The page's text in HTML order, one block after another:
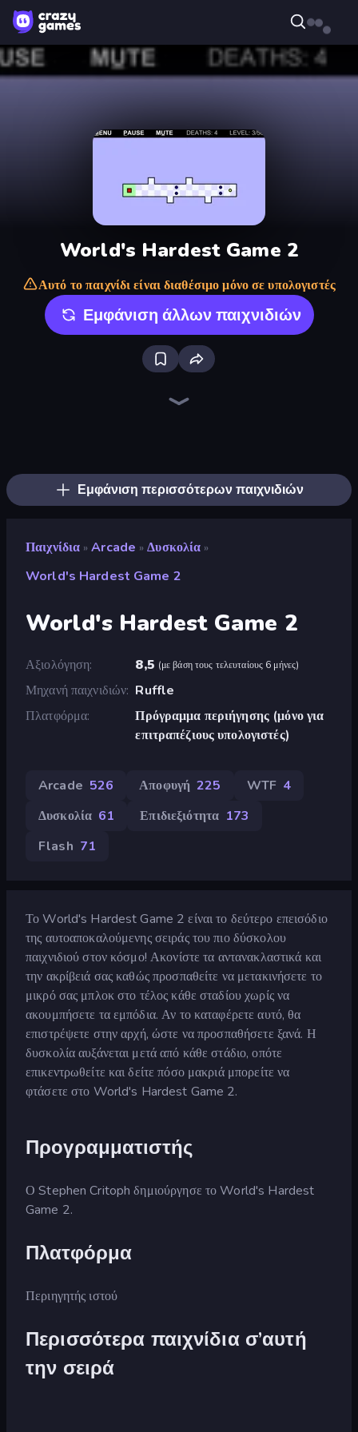
World's Hardest Game 2
Αυτό το παιχνίδι είναι διαθέσιμο μόνο σε υπολογιστές
Εμφάνιση άλλων παιχνιδιών
Εμφάνιση περισσότερων παιχνιδιών
Παιχνίδια » Arcade » Δυσκολία »
World's Hardest Game 2
World's Hardest Game 2
Αξιολόγηση 8,5 (με βάση τους τελευταίους 6 μήνες)
Μηχανή παιχνιδιών Ruffle
Πλατφόρμα
Πρόγραμμα περιήγησης (μόνο για
επιτραπέζιους υπολογιστές)
Arcade 526 Αποφυγή 225 WTF 4
Δυσκολία 61 Επιδιεξιότητα 173
Flash 71
Το World's Hardest Game 2 είναι το δεύτερο επεισόδιο
της αυτοαποκαλούμενης σειράς του πιο δύσκολου
παιχνιδιού στον κόσμο! Ακονίστε τα αντανακλαστικά και
την ακρίβειά σας καθώς προσπαθείτε να μετακινήσετε το
μικρό σας μπλοκ στο τέλος κάθε σταδίου χωρίς να
ακουμπήσετε τα εμπόδια. Αν το καταφέρετε αυτό, θα
επιστρέψετε στην αρχή, ώστε να προσπαθήσετε ξανά. Η
δυσκολία αυξάνεται μετά από κάθε στάδιο, οπότε
επικεντρωθείτε και δείτε πόσο μακριά μπορείτε να
φτάσετε στο World's Hardest Game 2.
Προγραμματιστής
Ο Stephen Critoph δημιούργησε το World's Hardest
Game 2.
Πλατφόρμα
Περιηγητής ιστού
Περισσότερα παιχνίδια σ’αυτή
την σειρά